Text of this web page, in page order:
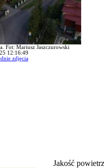
Fot: Mariusz Jaszczurowski
12:16:49
zdjęcia
Jakość